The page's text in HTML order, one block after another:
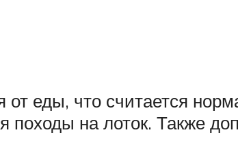
еды, что считается
походы на лоток. Также